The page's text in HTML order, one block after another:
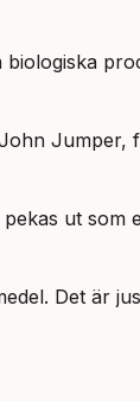
Jumper,
ut som
Det är